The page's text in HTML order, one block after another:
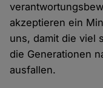
akzeptieren ein
uns, damit die viel
die Generationen
ausfallen.